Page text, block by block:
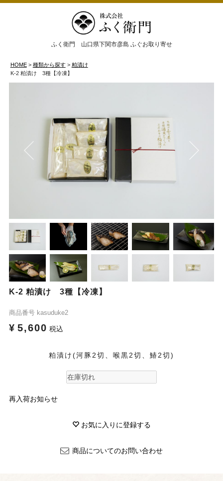
ふく衛門 山口県下関市彦島 ふぐお取り寄せ
HOME 種類から探す
粕漬け
K-2 粕漬け 3種【冷凍】
K-2 粕漬け 3種【冷凍】
商品番号 kasuduke2
¥ 5,600 税込
粕漬け(河豚2切、喉黒2切、鰆2切)
再入荷お知らせ
お気に入りに登録する
商品についてのお問い合わせ